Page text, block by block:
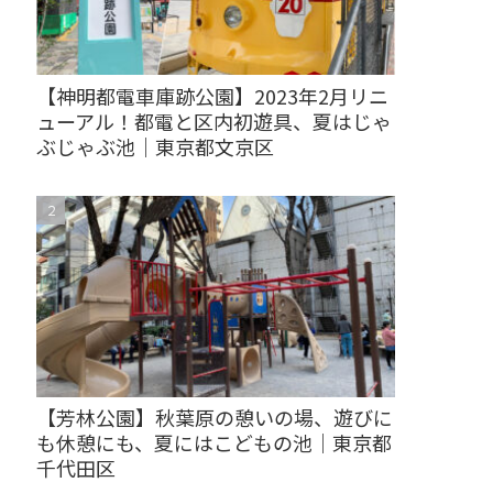
【神明都電車庫跡公園】2023年2月リニ
ューアル！都電と区内初遊具、夏はじゃ
ぶじゃぶ池｜東京都文京区
【芳林公園】秋葉原の憩いの場、遊びに
も休憩にも、夏にはこどもの池｜東京都
千代田区